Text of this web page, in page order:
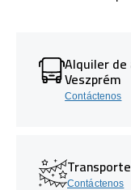
Alquiler
Veszprém
Contáctenos
Contáctenos